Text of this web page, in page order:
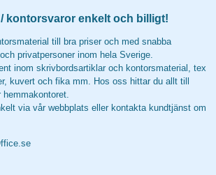
kontorsvaror enkelt och billigt!
till bra priser och med snabba
privatpersoner inom hela Sverige.
inom skrivbordsartiklar och kontorsmaterial, tex
kuvert och fika mm. Hos oss hittar du allt till
via vår webbplats eller kontakta kundtjänst om